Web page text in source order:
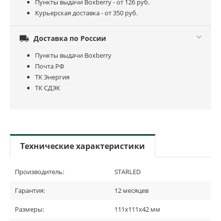
Пункты выдачи Boxberry - от 126 руб.
Курьерская доставка - от 350 руб.
 Доставка по России
Пункты выдачи Boxberry
Почта РФ
ТК Энергия
ТК СДЭК
Технические характеристики
Производитель: STARLED
Гарантия: 12 месяцев
Размеры: 111х111х42 мм